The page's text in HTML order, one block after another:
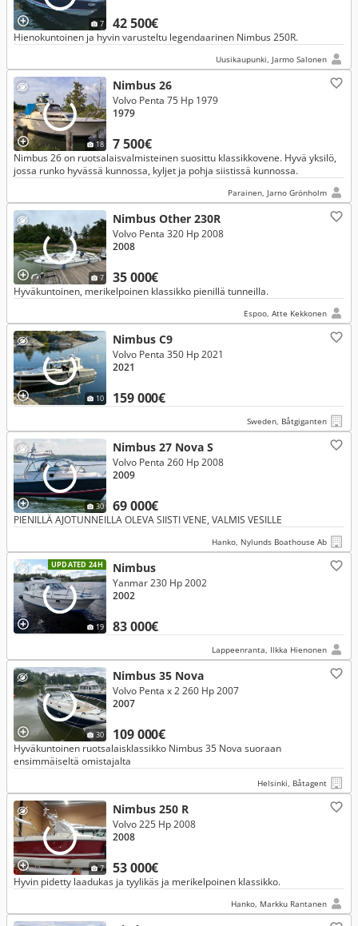
7 42 500€
Hienokuntoinen ja hyvin varusteltu legendaarinen Nimbus 250R.
Uusikaupunki, Jarmo Salonen
18
Nimbus 26
7 500€
Volvo Penta 75 Hp 1979
1979
Nimbus 26 on ruotsalaisvalmisteinen suosittu klassikkovene. Hyvä yksilö,
jossa runko hyvässä kunnossa, kyljet ja pohja siistissä kunnossa.
Parainen, Jarno Grönholm
7
Nimbus Other 230R
35 000€
Volvo Penta 320 Hp 2008
2008
Hyväkuntoinen, merikelpoinen klassikko pienillä tunneilla.
Espoo, Atte Kekkonen
10
Nimbus C9
159 000€
Volvo Penta 350 Hp 2021
2021
Sweden, Båtgiganten
30
Nimbus 27 Nova S
69 000€
Volvo Penta 260 Hp 2008
2009
PIENILLÄ AJOTUNNEILLA OLEVA SIISTI VENE, VALMIS VESILLE
Hanko, Nylunds Boathouse Ab
UPDATED 24H
19
Nimbus
83 000€
Yanmar 230 Hp 2002
2002
Lappeenranta, Ilkka Hienonen
30
Nimbus 35 Nova
109 000€
Volvo Penta x 2 260 Hp 2007
2007
Hyväkuntoinen ruotsalaisklassikko Nimbus 35 Nova suoraan
ensimmäiseltä omistajalta
Helsinki, Båtagent
7
Nimbus 250 R
53 000€
Volvo 225 Hp 2008
2008
Hyvin pidetty laadukas ja tyylikäs ja merikelpoinen klassikko.
Hanko, Markku Rantanen